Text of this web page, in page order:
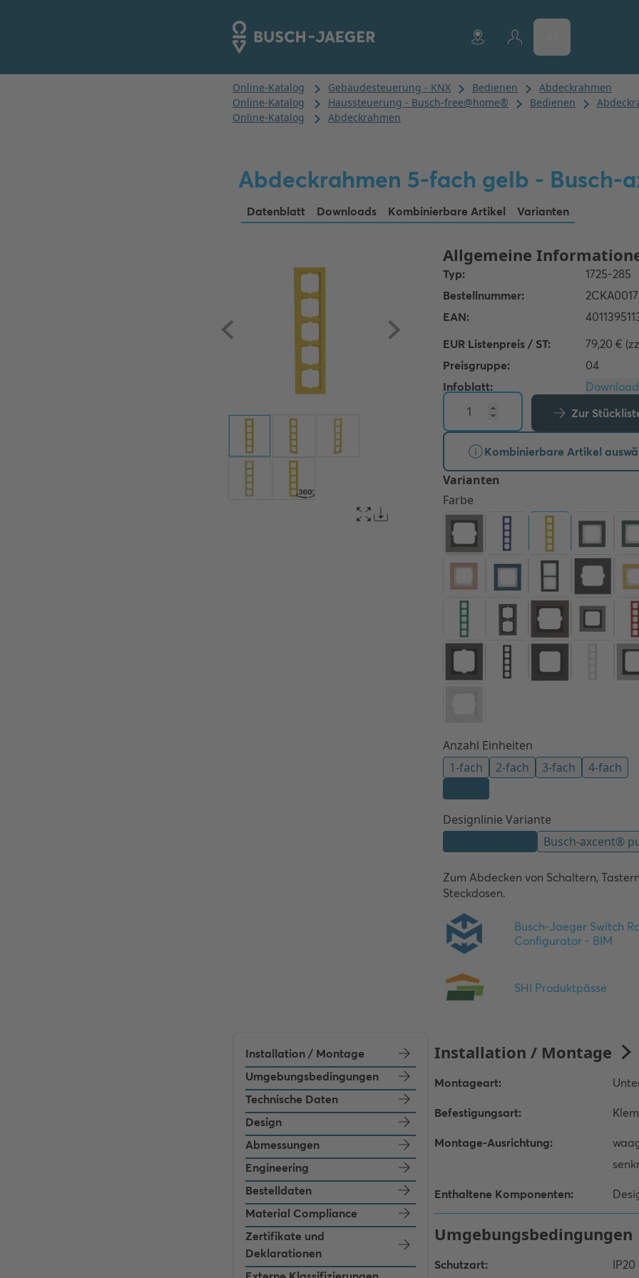
Abdeckrahmen 5-fach gelb - Busch-
Datenblatt Downloads Kombinierbare Artikel Varianten
EUR Listenpreis / ST:
79,20 €
Preisgruppe:
04
Infoblatt:
Zur
Kombinierbare Artikel
Zum Abdecken von Schaltern,
Steckdosen.
Installation / Montage
Umgebungsbedingungen
Technische Daten
Design
Abmessungen
Engineering
Bestelldaten
Material Compliance
Zertifikate und
Deklarationen